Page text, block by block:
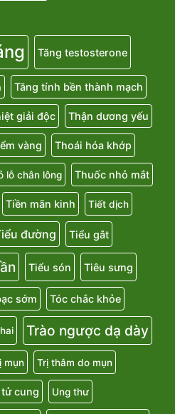
Tăng testosterone
Tăng tính bền thành mạch
giải độc Thận dương yếu
vàng Thoái hóa khớp
lỗ chân lông Thuốc nhỏ mắt
Tiền mãn kinh Tiết dịch
đường Tiểu gắt
Tiểu són Tiêu sưng
sớm Tóc chắc khỏe
Trào ngược dạ dày
mụn Trị thâm do mụn
cung Ung thư